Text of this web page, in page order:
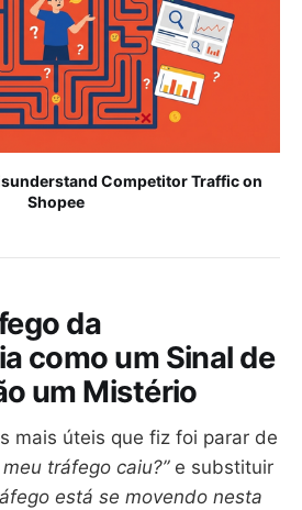
Competitor Traffic on
Shopee
da
como um Sinal de
um Mistério
mais úteis que fiz foi parar de
meu tráfego caiu?”e substituir
está se movendo nesta